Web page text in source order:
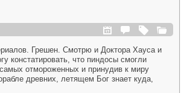
Грешен. Смотрю и Доктора Хауса и
констатировать, что пиндосы смогли
отмороженных и принудив к миру
древних, летящем Бог знает куда,